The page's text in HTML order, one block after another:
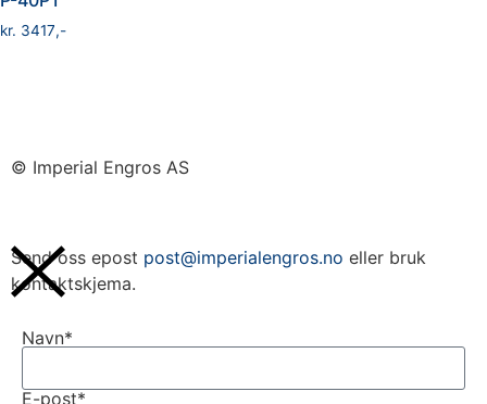
kr 3417
© Imperial Engros AS
Send oss epost post@imperialengros.no eller bruk
kontaktskjema.
Navn*
E-post*